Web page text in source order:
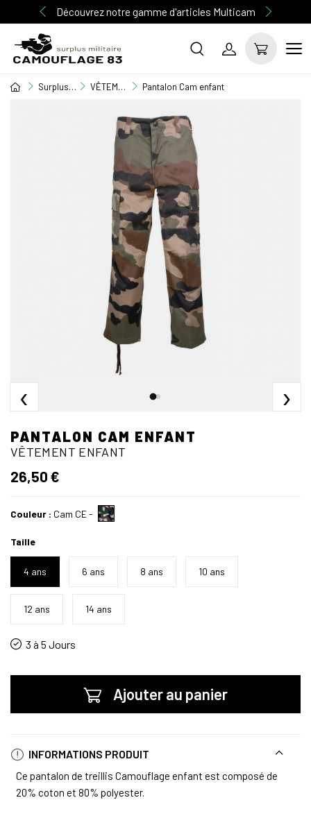
Découvrez notre gamme d'articles Multicam
Surplus Militaire VÊTEMENT ENFANT Pantalon Cam enfant
‹ ›
PANTALON CAM ENFANT
VÊTEMENT ENFANT
26,50 €
Couleur : Cam CE-
Taille
4 ans 6 ans 8 ans 10 ans
12 ans 14 ans
3 à 5 Jours
Ajouter au panier
INFORMATIONS PRODUIT
Ce pantalon de treillis Camouflage enfant est composé de
20% coton et 80% polyester.